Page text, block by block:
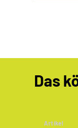
Das
Artikel